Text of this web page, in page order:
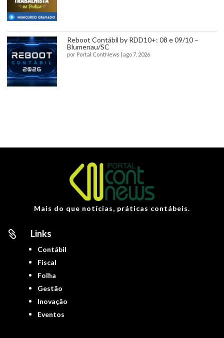
Reboot Contábil by RDD10+: 08 e 09/10 –
Blumenau/SC
por Portal ContNews ago 7, 2026
Mais do que notícias, práticas contábeis.
 Links
Contábil
Fiscal
Folha
Gestão
Inovação
Eventos